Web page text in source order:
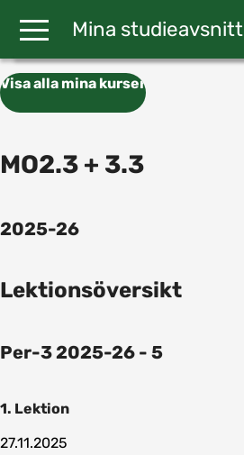
Mina studieavsnitt
Visa alla mina kurser
MO2.3 + 3.3
2025-26
Lektionsöversikt
Per-3 2025-26 - 5
1. Lektion
27.11.2025